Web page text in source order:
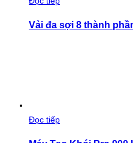
Vải đa sợi 8 thành
Đọc tiếp